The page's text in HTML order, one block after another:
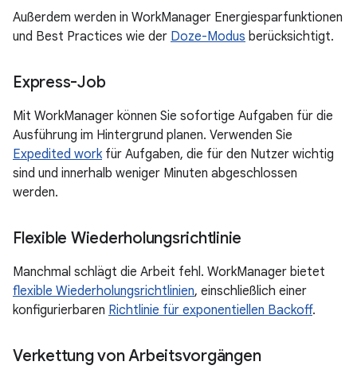
Außerdem werden in WorkManager Energiesparfunktionen
und Best Practices wie der Doze-Modus berücksichtigt.
Express-Job
Mit WorkManager können Sie sofortige Aufgaben für die
Ausführung im Hintergrund planen. Verwenden Sie
Expedited workfür Aufgaben, die für den Nutzer wichtig
sind und innerhalb weniger Minuten abgeschlossen
werden.
Flexible Wiederholungsrichtlinie
Manchmal schlägt die Arbeit fehl. WorkManager bietet
flexible Wiederholungsrichtlinien, einschließlich einer
konfigurierbaren Richtlinie für exponentiellen Backoff.
Verkettung von Arbeitsvorgängen